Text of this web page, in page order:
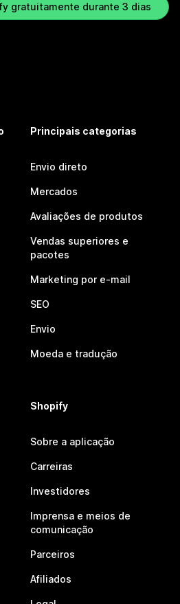
gratuitamente durante 3 dias
Principais categorias
Envio direto
Mercados
Avaliações de produtos
Vendas superiores e
pacotes
Marketing por e-mail
SEO
Envio
Moeda e tradução
Shopify
Sobre a aplicação
Carreiras
Investidores
Imprensa e meios de
comunicação
Parceiros
Afiliados